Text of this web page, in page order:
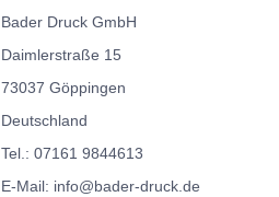
Bader Druck GmbH
Daimlerstraße 15
73037 Göppingen
Deutschland
Tel.: 07161 9844613
E-Mail: info@bader-druck.de